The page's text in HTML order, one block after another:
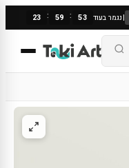
|נגמר בעוד 23 : 59 : 53